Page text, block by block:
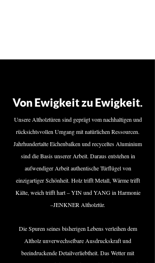
Von Ewigkeit zu Ewigkeit.
Unsere Altholztüren sind geprägt vom nachhaltigen und
rücksichtsvollen Umgang mit natürlichen Ressourcen.
Jahrhundertalte Eichenbalken und recyceltes Aluminium
sind die Basis unserer Arbeit. Daraus entstehen in
aufwendiger Arbeit authentische Türflügel von
einzigartiger Schönheit. Holz trifft Metall, Wärme trifft
Kälte, weich trifft hart – YIN und YANG in Harmonie
–JENKNER Altholztür.
Die Spuren seines bisherigen Lebens verleihen dem
Altholz unverwechselbare Ausdruckskraft und
beeindruckende Detailverliebtheit. Das Wetter mit